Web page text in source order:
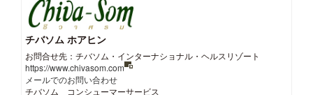
チバソム ホアヒン
お問合せ先：チバソム・インターナショナル・ヘルスリゾート
https://www.chivasom.com
メールでのお問い合わせ
チバソム コンシューマーサービス